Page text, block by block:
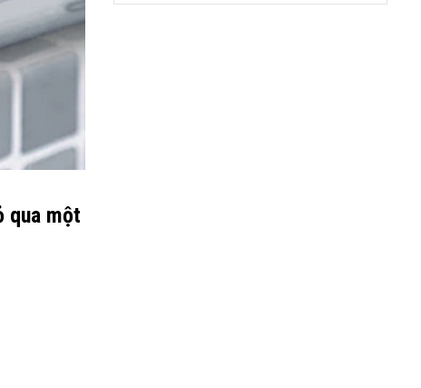
qua một
Thoại Khám, Phá Thế Giới